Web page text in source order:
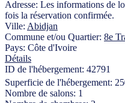
Adresse: Les informations de
fois la réservation confirmée.
Ville: Abidjan
Commune et/ou Quartier: 8e
Pays: Côte d'Ivoire
Détails
ID de l'hébergement: 42791
Superficie de l'hébergement:
Nombre de salons: 1